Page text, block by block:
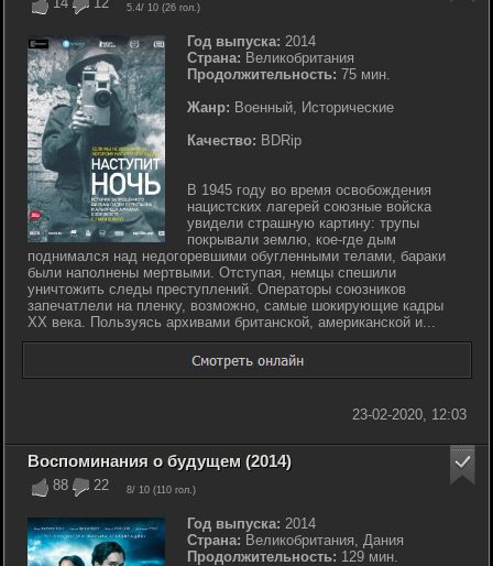
5.4/ 10 (26 гол.)
Год выпуска: 2014
Страна: Великобритания
Продолжительность: 75 мин.
Жанр: Военный, Исторические
Качество: BDRip
В 1945 году во время освобождения
нацистских лагерей союзные войска
увидели страшную картину: трупы
покрывали землю, кое-где дым
поднимался над недогоревшими обугленными телами, бараки
были наполнены мертвыми. Отступая, немцы спешили
уничтожить следы преступлений. Операторы союзников
запечатлели на пленку, возможно, самые шокирующие кадры
ХХ века. Пользуясь архивами британской, американской и...
23-02-2020, 12:03
88 22 8/ 10 (110 гол.)
Воспоминания о будущем (2014)
Год выпуска: 2014
Страна: Великобритания, Дания
Продолжительность: 129 мин.